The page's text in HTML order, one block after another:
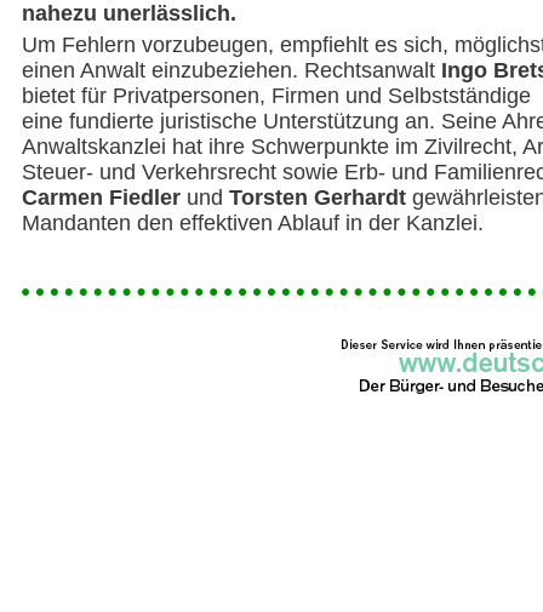
nahezu unerlässlich.
Um Fehlern vorzubeugen, empfiehlt es sich,
einen Anwalt einzubeziehen. Rechtsanwalt Ingo
bietet für Privatpersonen, Firmen und Selbstständige
eine fundierte juristische Unterstützung an. Seine
Anwaltskanzlei hat ihre Schwerpunkte im Zivilrecht,
Steuer- und Verkehrsrecht sowie Erb- und
Carmen Fiedler und Torsten Gerhardt
Mandanten den effektiven Ablauf in der Kanzlei.